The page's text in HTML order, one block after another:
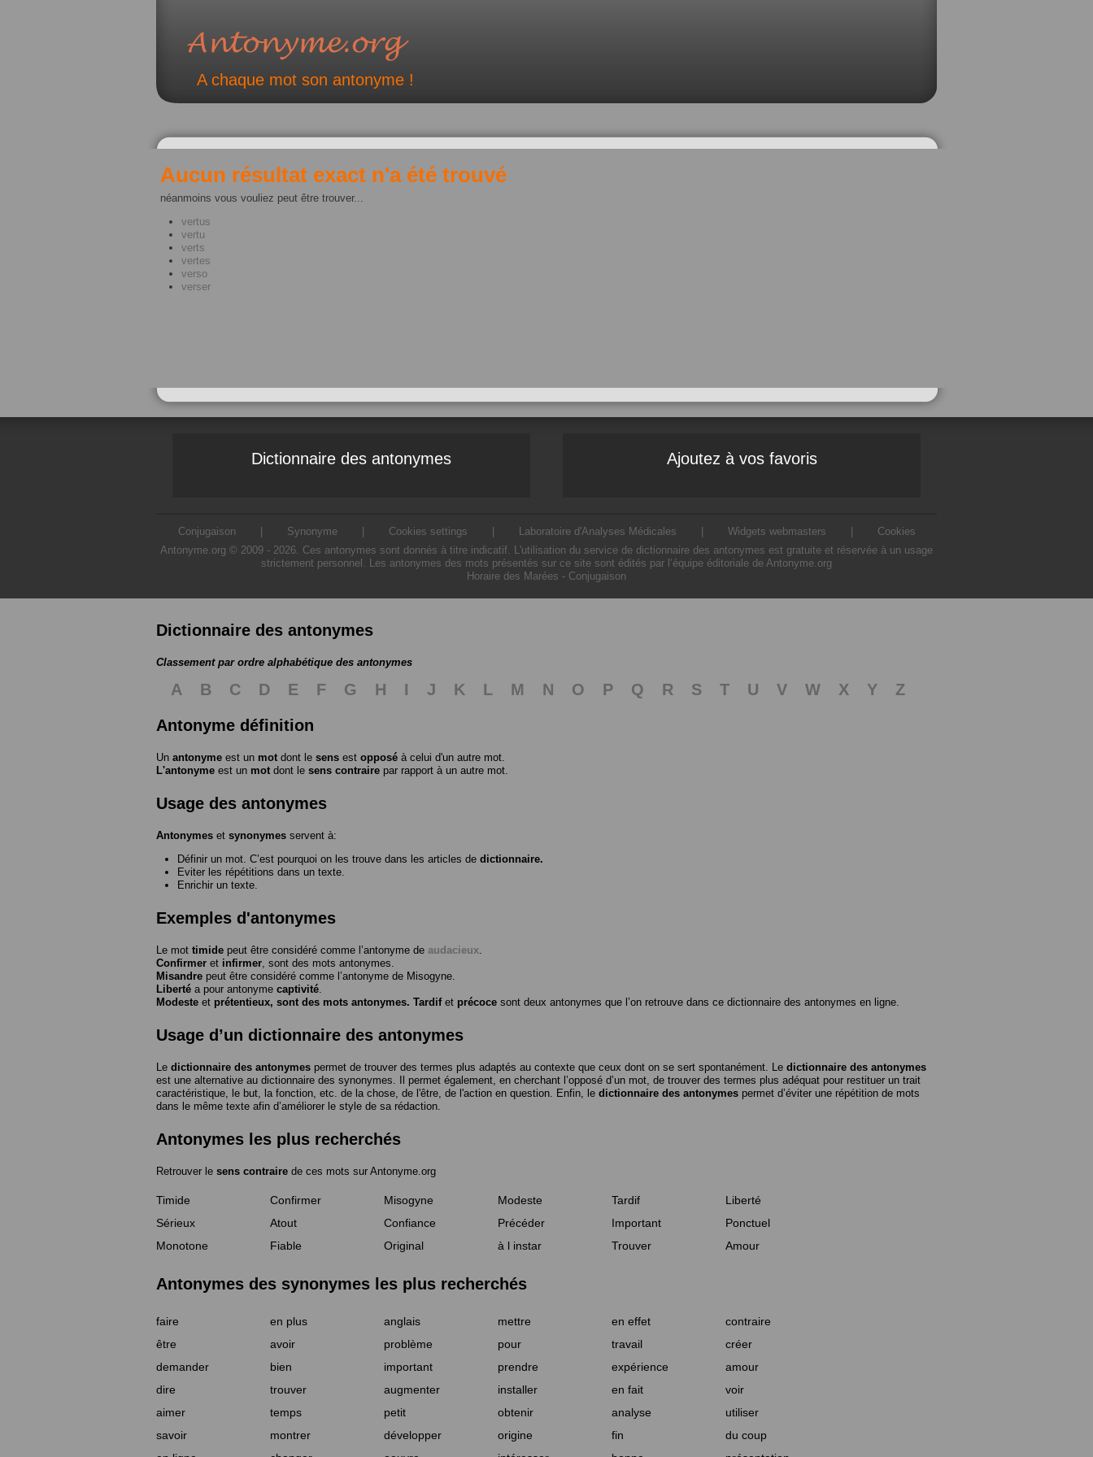
A chaque mot son antonyme !
Aucun résultat exact n'a été trouvé
néanmoins vous vouliez peut être trouver...
vertus
vertu
verts
vertes
verso
verser
Dictionnaire des antonymes Ajoutez à vos favoris
Conjugaison Synonyme Cookies settings Laboratoire d'Analyses Médicales Widgets webmasters
Cookies
Antonyme.org © 2009 - 2026. Ces antonymes sont donnés à titre indicatif. L'utilisation du service de dictionnaire des antonymes est gratuite et réservée à un usage
strictement personnel. Les antonymes des mots présentés sur ce site sont édités par l’équipe éditoriale de Antonyme.org
Horaire des Marées - Conjugaison
Dictionnaire des antonymes
Classement par ordre alphabétique des antonymes
A B C D E F G H I J K L M N O P Q R S T U V W X Y
Z
Antonyme définition
Un antonyme est un mot dont le sens est opposé à celui d'un autre mot.
L'antonyme est un mot dont le sens contraire par rapport à un autre mot.
Usage des antonymes
Antonymes et synonymes servent à:
Définir un mot. C’est pourquoi on les trouve dans les articles de dictionnaire.
Eviter les répétitions dans un texte.
Enrichir un texte.
Exemples d'antonymes
Le mot timide peut être considéré comme l’antonyme de audacieux
Confirmer et infirmer , sont des mots antonymes.
Misandre peut être considéré comme l’antonyme de Misogyne
Liberté a pour antonyme captivité
Modeste et prétentieux, sont des mots antonymes. Tardifet précoce sont deux antonymes que l’on retrouve dans ce dictionnaire des antonymes en ligne.
Usage d’un dictionnaire des antonymes
Le dictionnaire des antonymes permet de trouver des termes plus adaptés au contexte que ceux dont on se sert spontanément. Le dictionnaire des antonymes
est une alternative au dictionnaire des synonymes. Il permet également, en cherchant l’opposé d’un mot, de trouver des termes plus adéquat pour restituer un trait
caractéristique, le but, la fonction, etc. de la chose, de l'être, de l'action en question. Enfin, le dictionnaire des antonymes permet d’éviter une répétition de mots
dans le même texte afin d’améliorer le style de sa rédaction.
Antonymes les plus recherchés
Retrouver le sens contraire de ces mots sur Antonyme.org
Timide Confirmer Misogyne Modeste Tardif
Liberté
Sérieux
Atout Confiance Précéder Important
Ponctuel
Monotone
Fiable Original à l instar Trouver Amour
Antonymes des synonymes les plus recherchés
faire en plus anglais mettre en effet
contraire
être
avoir problème pour travail
créer
demander
bien important prendre expérience
amour
dire
trouver augmenter installer en fait
voir
aimer
temps petit obtenir analyse
utiliser
savoir
montrer développer origine fin
du coup